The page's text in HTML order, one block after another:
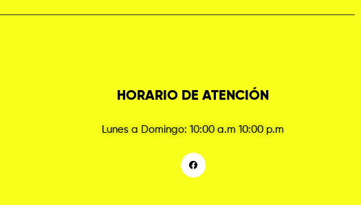
HORARIO DE ATENCIÓN
Lunes a Domingo: 10:00 a.m 10:00 p.m